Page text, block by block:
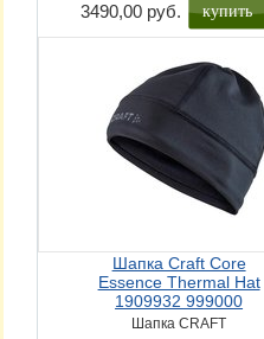
3490,00 руб. купить
Шапка Craft Core
Essence Thermal Hat
1909932 999000
Шапка CRAFT